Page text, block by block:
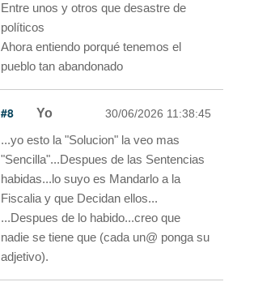
Entre unos y otros que desastre de
políticos
Ahora entiendo porqué tenemos el
pueblo tan abandonado
#8 Yo 30/06/2026 11:38:45
...yo esto la "Solucion" la veo mas
"Sencilla"...Despues de las Sentencias
habidas...lo suyo es Mandarlo a la
Fiscalia y que Decidan ellos...
...Despues de lo habido...creo que
nadie se tiene que (cada un@ ponga su
adjetivo).